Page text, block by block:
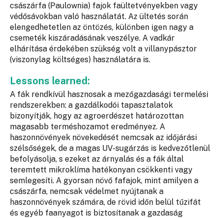
császárfa (Paulownia) fajok faültetvényekben vagy
védősávokban való használatát. Az ültetés során
elengedhetetlen az öntözés, különben igen nagy a
csemeték kiszáradásának veszélye. A vadkár
elhárítása érdekében szükség volt a villanypásztor
(viszonylag költséges) használatára is.
Lessons learned:
A fák rendkívül hasznosak a mezőgazdasági termelési
rendszerekben: a gazdálkodói tapasztalatok
bizonyítják, hogy az agroerdészet határozottan
magasabb terméshozamot eredményez. A
haszonnövények növekedését nemcsak az időjárási
szélsőségek, de a magas UV-sugárzás is kedvezőtlenül
befolyásolja, s ezeket az árnyalás és a fák által
teremtett mikroklíma hatékonyan csökkenti vagy
semlegesíti. A gyorsan növő fafajok, mint amilyen a
császárfa, nemcsak védelmet nyújtanak a
haszonnövények számára, de rövid időn belül tűzifát
és egyéb faanyagot is biztosítanak a gazdaság